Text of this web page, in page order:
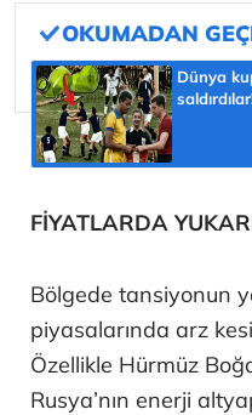
Dünya
FİYATLARDA
Bölgede tansiyonun
piyasalarında arz
Özellikle Hürmüz
Rusya’nın enerji